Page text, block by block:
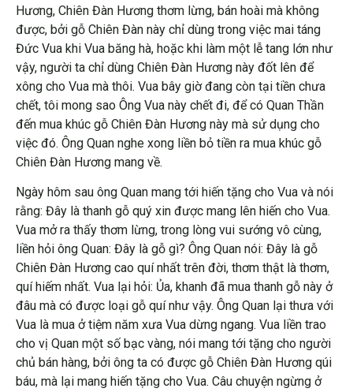
Hương, Chiên Đàn Hương thơm lừng, bán hoài mà không
được, bởi gỗ Chiên Đàn này chỉ dùng trong việc mai táng
Đức Vua khi Vua băng hà, hoặc khi làm một lễ tang lớn như
vậy, người ta chỉ dùng Chiên Đàn Hương này đốt lên để
xông cho Vua mà thôi. Vua bây giờ đang còn tại tiền chưa
chết, tôi mong sao Ông Vua này chết đi, để có Quan Thần
đến mua khúc gỗ Chiên Đàn Hương này mà sử dụng cho
việc đó. Ông Quan nghe xong liền bỏ tiền ra mua khúc gỗ
Chiên Đàn Hương mang về.
Ngày hôm sau ông Quan mang tới hiến tặng cho Vua và nói
rằng: Đây là thanh gỗ quý xin được mang lên hiến cho Vua.
Vua mở ra thấy thơm lừng, trong lòng vui sướng vô cùng,
liền hỏi ông Quan: Đây là gỗ gì? Ông Quan nói: Đây là gỗ
Chiên Đàn Hương cao quí nhất trên đời, thơm thật là thơm,
quí hiếm nhất. Vua lại hỏi: Ủa, khanh đã mua thanh gỗ này ở
đâu mà có được loại gỗ quí như vậy. Ông Quan lại thưa với
Vua là mua ở tiệm năm xưa Vua dừng ngang. Vua liền trao
cho vị Quan một số bạc vàng, nói mang tới tặng cho người
chủ bán hàng, bởi ông ta có được gỗ Chiên Đàn Hương qúi
báu, mà lại mang hiến tặng cho Vua. Câu chuyện ngừng ở